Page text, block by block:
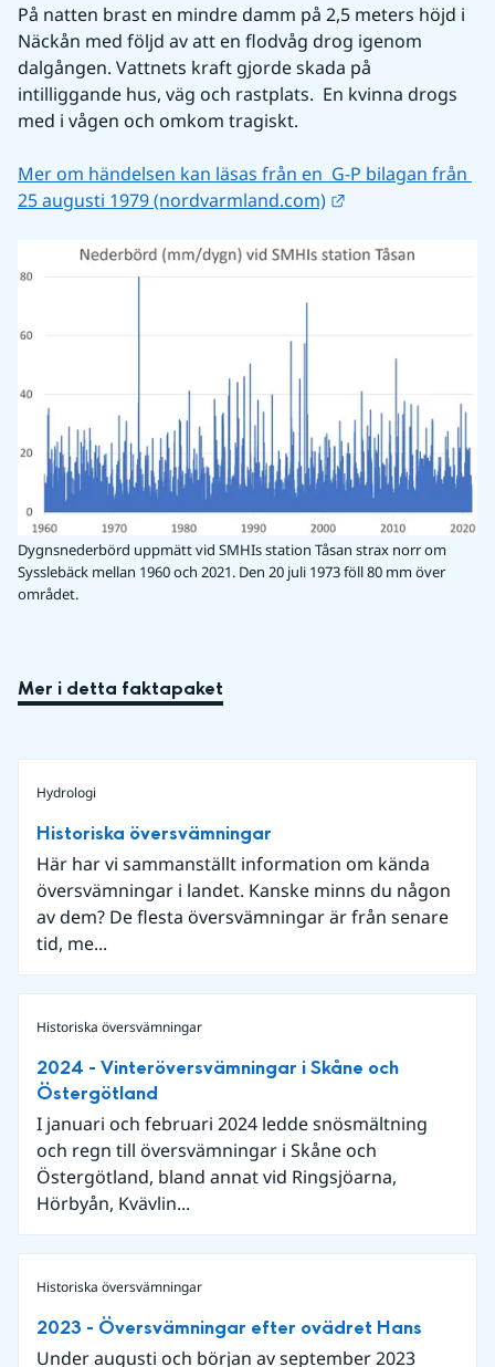
På natten brast en mindre damm på 2,5 meters höjd i
Näckån med följd av att en flodvåg drog igenom
dalgången. Vattnets kraft gjorde skada på
intilliggande hus, väg och rastplats.  En kvinna drogs
med i vågen och omkom tragiskt.
Mer om händelsen kan läsas från en  G-P bilagan från
25 augusti 1979 (nordvarmland.com)
Dygnsnederbörd uppmätt vid SMHIs station Tåsan strax norr om
Sysslebäck mellan 1960 och 2021. Den 20 juli 1973 föll 80 mm över
området.
Mer i detta faktapaket
Hydrologi
Historiska översvämningar
Här har vi sammanställt information om kända
översvämningar i landet. Kanske minns du någon
av dem? De flesta översvämningar är från senare
tid, me...
Historiska översvämningar
2024 - Vinteröversvämningar i Skåne och
Östergötland
I januari och februari 2024 ledde snösmältning
och regn till översvämningar i Skåne och
Östergötland, bland annat vid Ringsjöarna,
Hörbyån, Kvävlin...
Historiska översvämningar
2023 - Översvämningar efter ovädret Hans
Under augusti och början av september 2023